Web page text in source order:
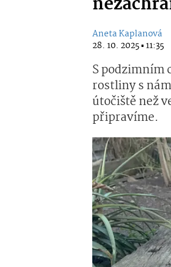
Aneta Kaplanová
28. 10. 2025 ▪ 11:35
S podzimním
rostliny s
útočiště než
připravíme.